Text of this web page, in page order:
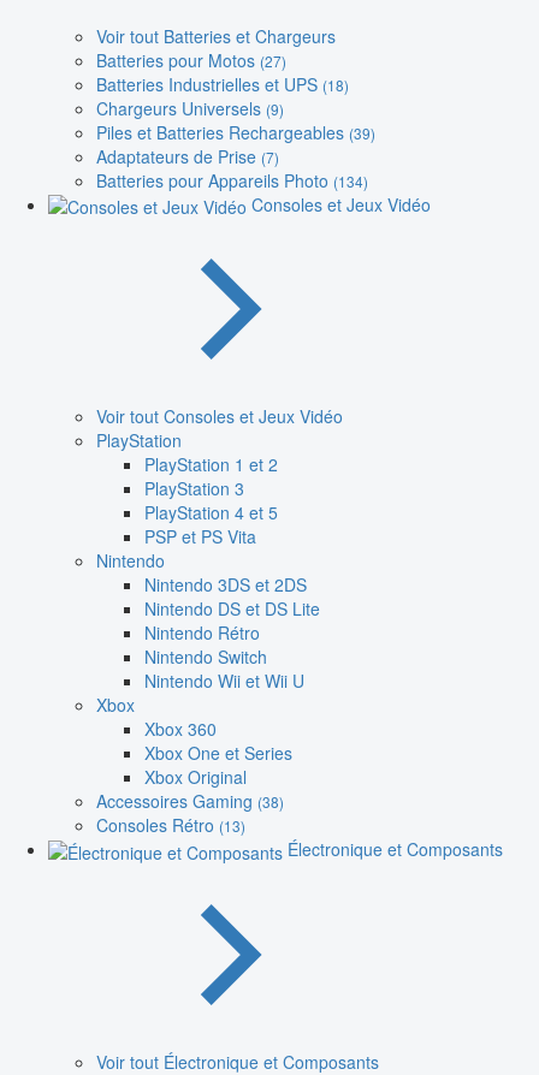
Voir tout Batteries et Chargeurs
Batteries pour Motos (27)
Batteries Industrielles et UPS (18)
Chargeurs Universels (9)
Piles et Batteries Rechargeables (39)
Adaptateurs de Prise (7)
Batteries pour Appareils Photo (134)
Consoles et Jeux Vidéo
Voir tout Consoles et Jeux Vidéo
PlayStation
PlayStation 1 et 2
PlayStation 3
PlayStation 4 et 5
PSP et PS Vita
Nintendo
Nintendo 3DS et 2DS
Nintendo DS et DS Lite
Nintendo Rétro
Nintendo Switch
Nintendo Wii et Wii U
Xbox
Xbox 360
Xbox One et Series
Xbox Original
Accessoires Gaming (38)
Consoles Rétro (13)
Électronique et Composants
Voir tout Électronique et Composants